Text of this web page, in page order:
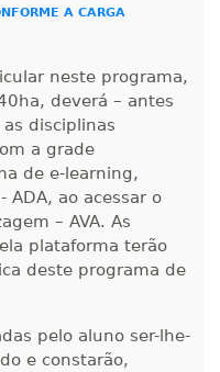
A CARGA
neste programa,
deverá – antes
disciplinas
a grade
de e-learning,
ADA, ao acessar o
– AVA. As
plataforma terão
deste programa de
pelo aluno ser-lhe-
e constarão,